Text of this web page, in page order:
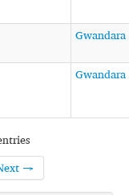
Gwandara
Gwandara
→